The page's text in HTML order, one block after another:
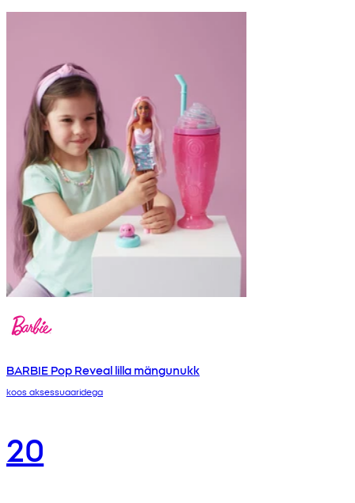
BARBIE Pop Reveal lilla mängunukk
koos aksessuaaridega
20